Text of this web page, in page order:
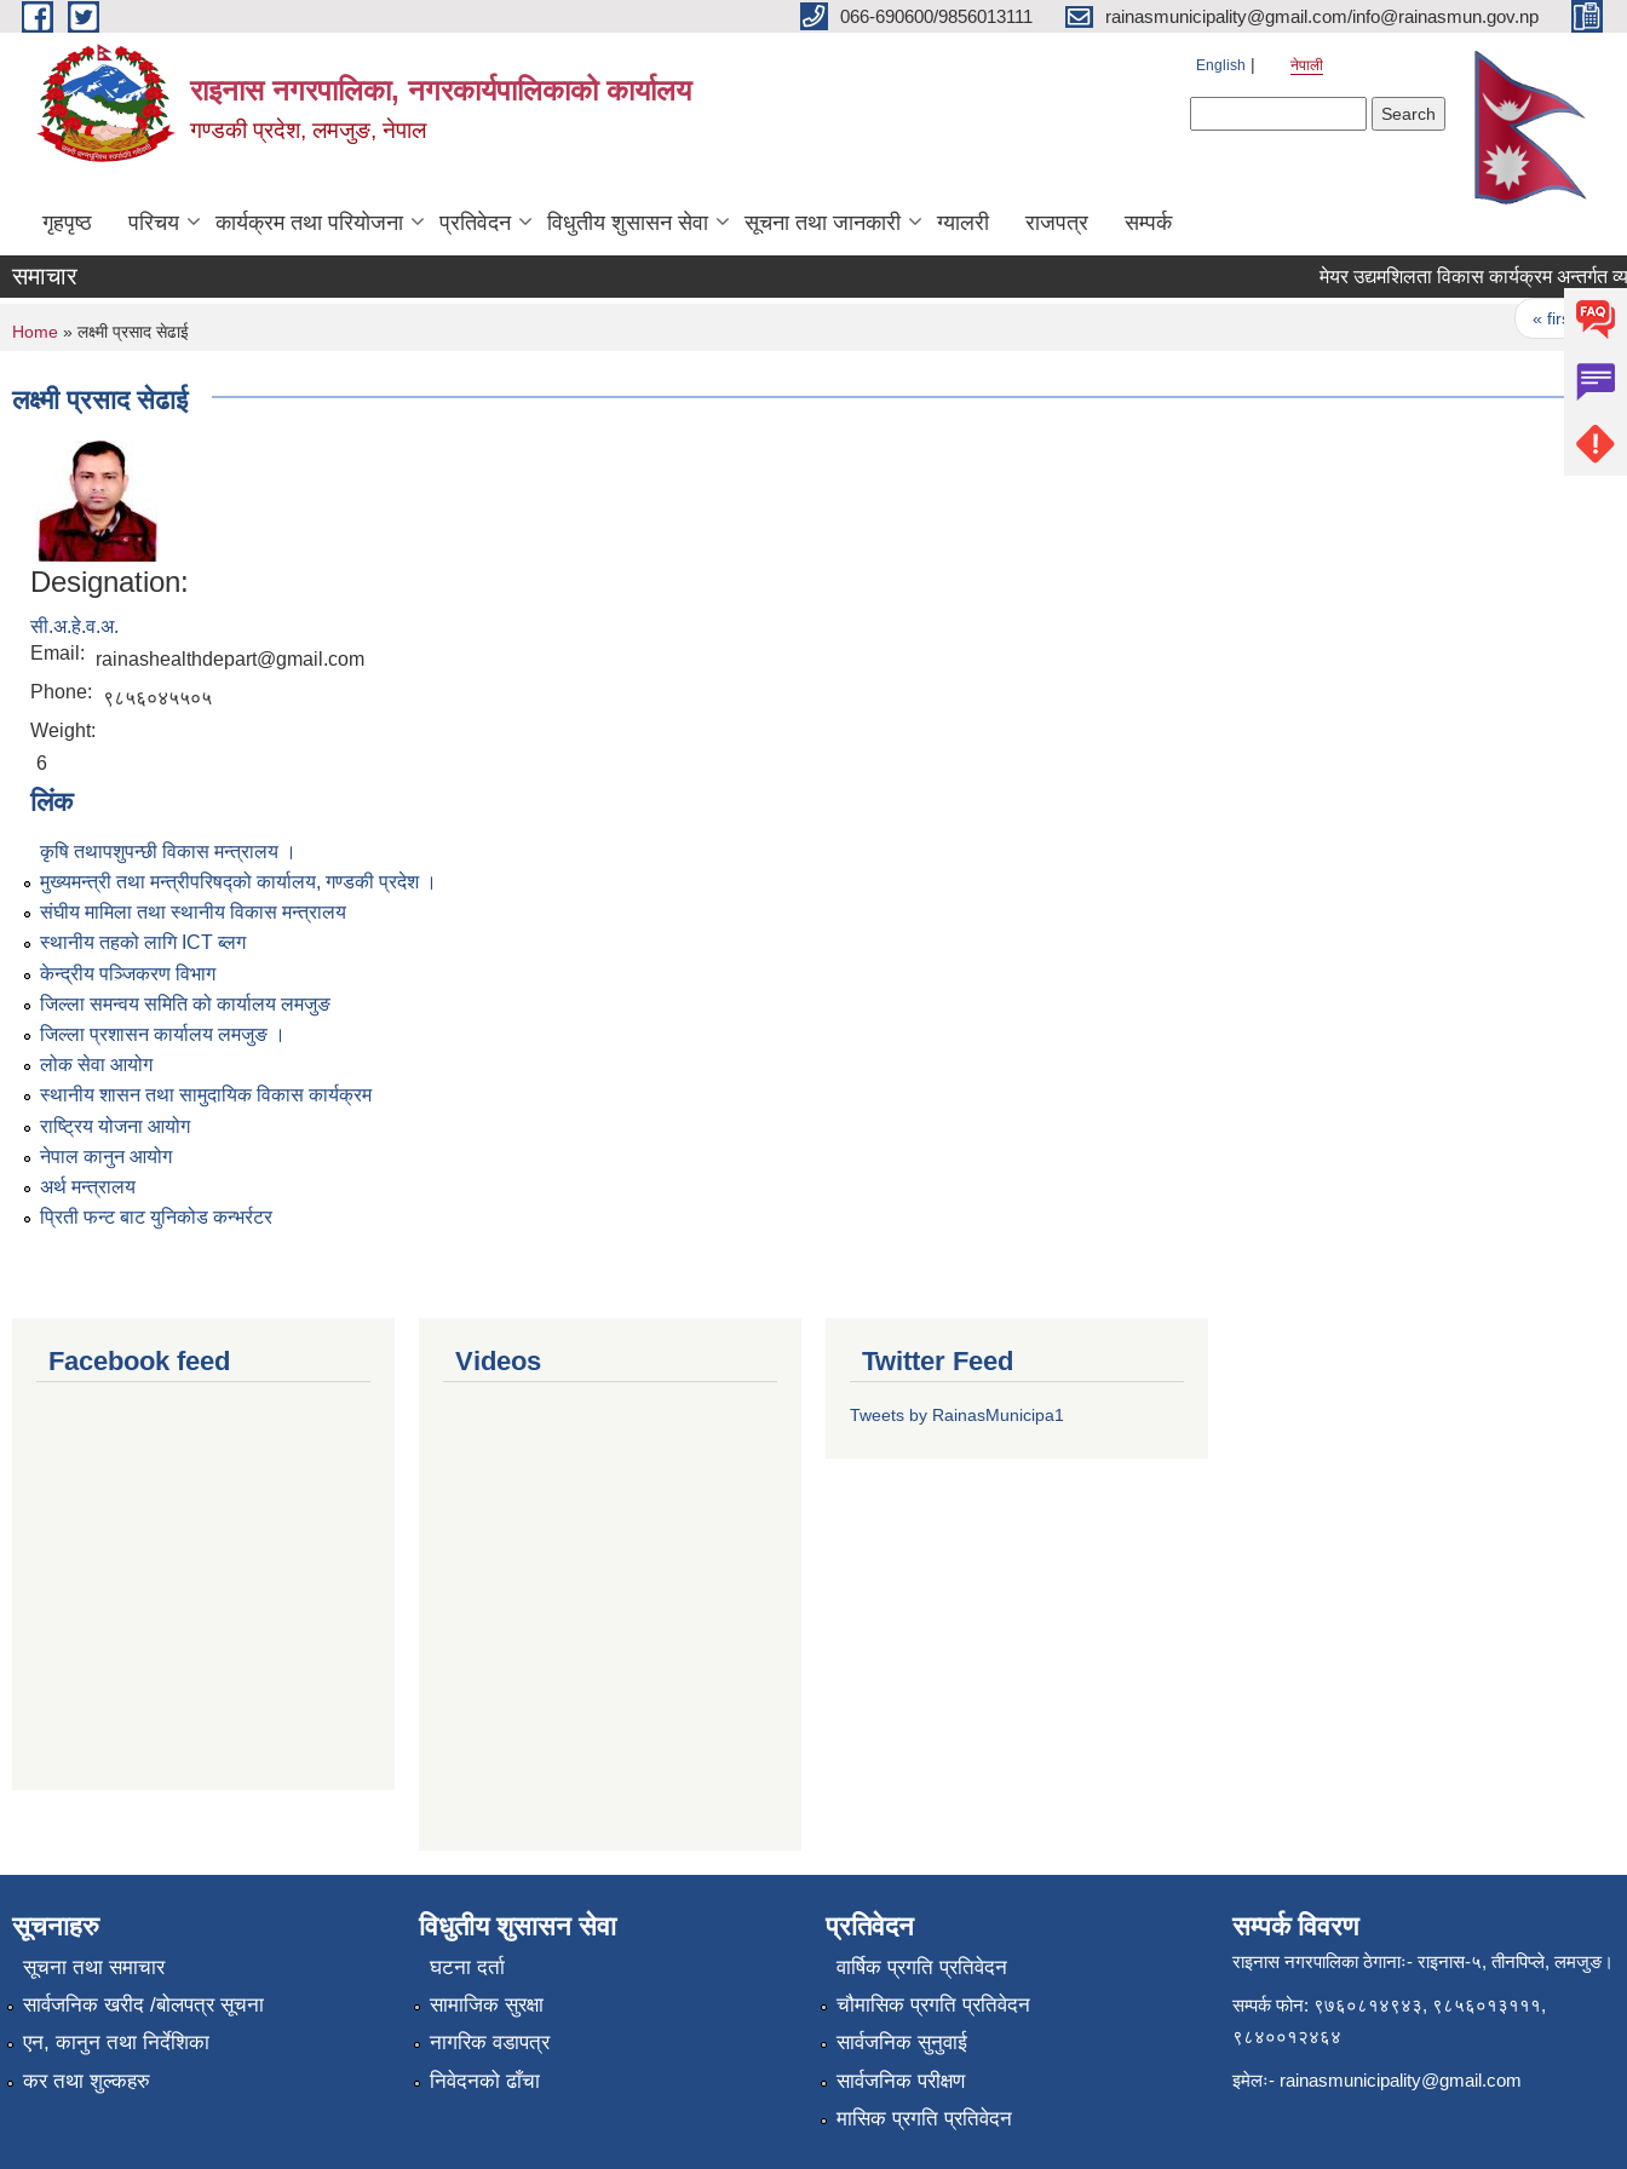
Skip to main content 066-690600/9856013111 rainasmunicipality@gmail.com/info@rainasmun.gov.np
राइनास नगरपालिका, नगरकार्यपालिकाको कार्यालय
गण्डकी प्रदेश, लमजुङ, नेपाल
English नेपाली
गृहपृष्ठ परिचय कार्यक्रम तथा परियोजना प्रतिवेदन विधुतीय शुसासन सेवा सूचना तथा जानकारी ग्यालरी राजपत्र सम्पर्क
समाचार मेयर उद्यमशिलता विकास कार्यक्रम अन्तर्गत
« first
You are here
Home » लक्ष्मी प्रसाद सेढाई
लक्ष्मी प्रसाद सेढाई
Designation:
सी.अ.हे.व.अ.
Email:
rainashealthdepart@gmail.com
Phone:
९८५६०४५५०५
Weight:
6
लिंक
कृषि तथापशुपन्छी विकास मन्त्रालय ।
मुख्यमन्त्री तथा मन्त्रीपरिषद्को कार्यालय, गण्डकी प्रदेश ।
संघीय मामिला तथा स्थानीय विकास मन्त्रालय
स्थानीय तहको लागि ICT ब्लग
केन्द्रीय पञ्जिकरण विभाग
जिल्ला समन्वय समिति को कार्यालय लमजुङ
जिल्ला प्रशासन कार्यालय लमजुङ ।
लोक सेवा आयोग
स्थानीय शासन तथा सामुदायिक विकास कार्यक्रम
राष्ट्रिय योजना आयोग
नेपाल कानुन आयोग
अर्थ मन्त्रालय
प्रिती फन्ट बाट युनिकोड कन्भर्रटर
Facebook feed Videos Twitter Feed
Tweets by RainasMunicipa1
सूचनाहरु
सूचना तथा समाचार
सार्वजनिक खरीद /बोलपत्र सूचना
एन, कानुन तथा निर्देशिका
कर तथा शुल्कहरु
विधुतीय शुसासन सेवा
घटना दर्ता
सामाजिक सुरक्षा
नागरिक वडापत्र
निवेदनको ढाँचा
प्रतिवेदन
वार्षिक प्रगति प्रतिवेदन
चौमासिक प्रगति प्रतिवेदन
सार्वजनिक सुनुवाई
सार्वजनिक परीक्षण
मासिक प्रगति प्रतिवेदन
सम्पर्क विवरण
राइनास नगरपालिका ठेगानाः- राइनास-५, तीनपिप्ले, लमजुङ।
सम्पर्क फोन: ९७६०८१४९४३, ९८५६०१३१११,
९८४००१२४६४
इमेलः- rainasmunicipality@gmail.com